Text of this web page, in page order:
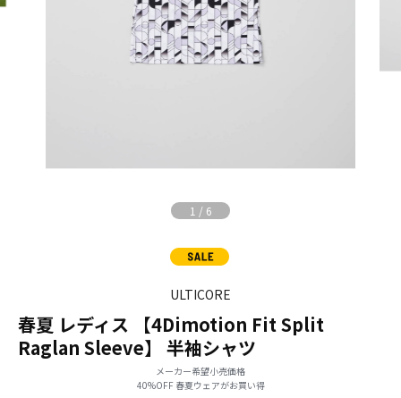
1 / 6
ULTICORE
春夏 レディス 【4Dimotion Fit Split
Raglan Sleeve】 半袖シャツ
メーカー希望小売価格
40%OFF 春夏ウェアがお買い得